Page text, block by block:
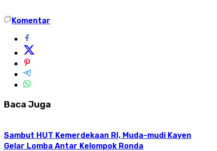
Komentar
Baca Juga
Sambut HUT Kemerdekaan RI, Muda-mudi Kayen
Gelar Lomba Antar Kelompok Ronda